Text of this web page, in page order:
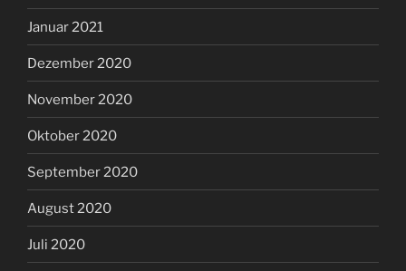
Januar 2021
Dezember 2020
November 2020
Oktober 2020
September 2020
August 2020
Juli 2020